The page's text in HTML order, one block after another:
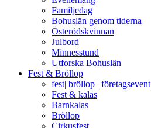
Familjedag
Bohuslän genom tiderna
Österödskvinnan
Julbord
Minnesstund
Utforska Bohuslän
Fest & Bröllop
fest| bröllop | företagsevent
Fest & kalas
Barnkalas
Bröllop
Cirkusfest